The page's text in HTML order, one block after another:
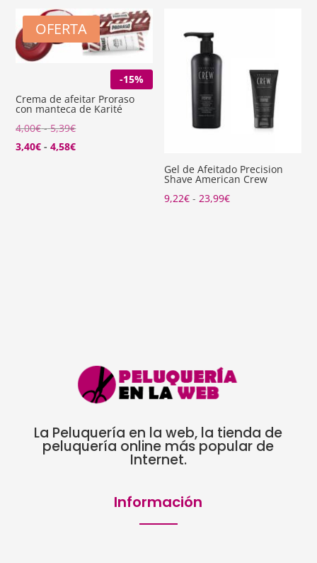
20,70€
27,85€
OFERTA
-15%
Crema de afeitar Proraso
con manteca de Karité
4,00€ - 5,39€Rango
de
3,40€ - 4,58€Rango
Gel de Afeitado Precision
Shave American Crew
9,22€ - 23,99€Rango
La Peluquería en la web, la tienda de
peluquería online más popular de
Internet.
Información